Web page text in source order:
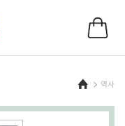
Home역사